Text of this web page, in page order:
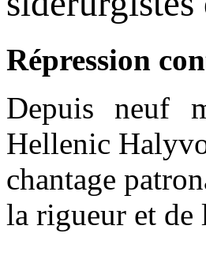
Répression
Depuis neuf
Hellenic
chantage
la rigueur et